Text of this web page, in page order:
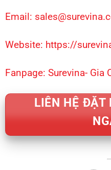
Email:
Website: https://
Fanpage: Surevina- Gia
LIÊN HỆ ĐẶT